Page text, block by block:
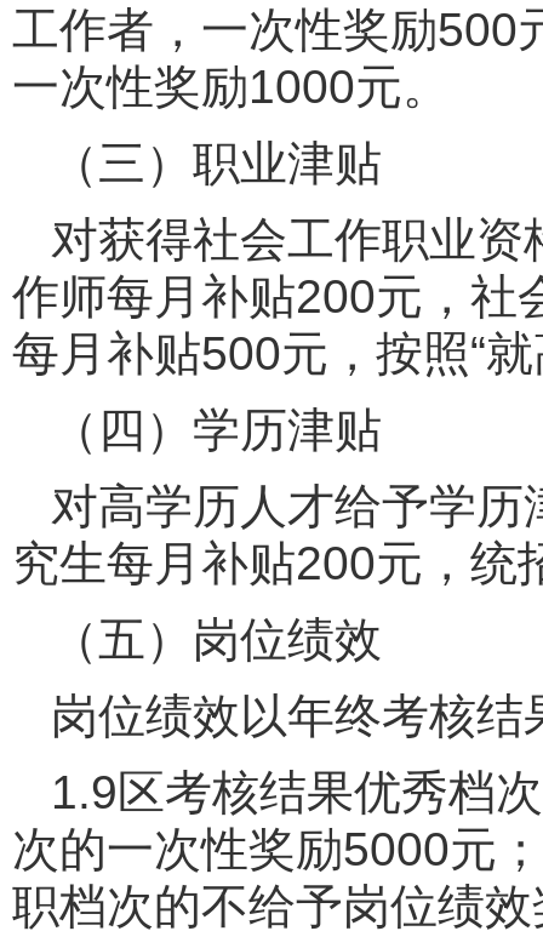
工作者，一次性奖励500
一次性奖励1000元。
（三）职业津贴
对获得社会工作职业
作师每月补贴200元，社
每月补贴500元，按照“
（四）学历津贴
对高学历人才给予学
究生每月补贴200元，统
（五）岗位绩效
岗位绩效以年终考核
1.9区考核结果优秀档
次的一次性奖励5000元
职档次的不给予岗位绩